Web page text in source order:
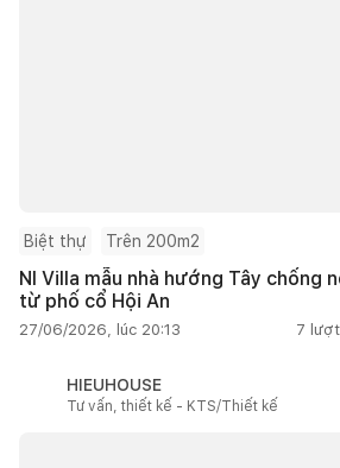
Biệt thự Trên 200m2
NI Villa mẫu nhà hướng Tây chống
từ phố cổ Hội An
27/06/2026, lúc 20:13 7
HIEUHOUSE
Tư vấn, thiết kế - KTS/Thiết kế